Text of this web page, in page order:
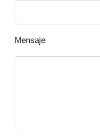
Mensaje